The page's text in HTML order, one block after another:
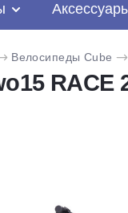
Велосипеды Cube
RACE